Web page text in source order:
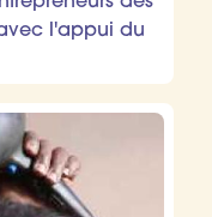
l'appui du